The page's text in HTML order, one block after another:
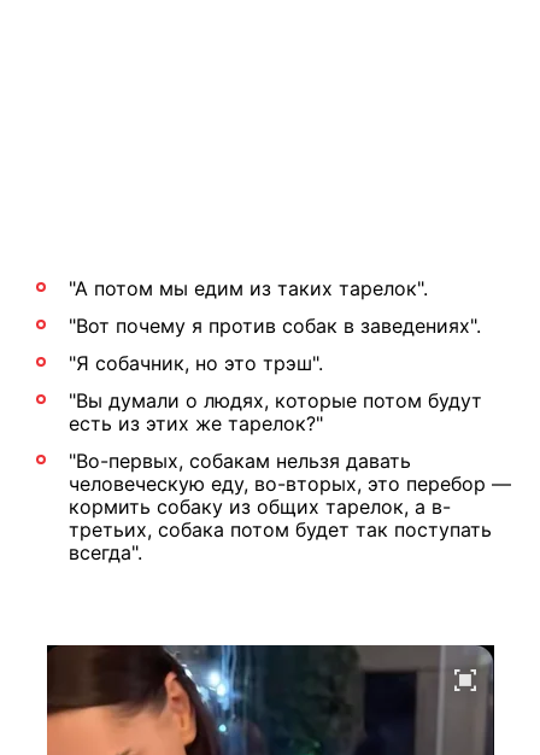
"А потом мы едим из таких тарелок".
"Вот почему я против собак в заведениях".
"Я собачник, но это трэш".
"Вы думали о людях, которые потом будут
есть из этих же тарелок?"
"Во-первых, собакам нельзя давать
человеческую еду, во-вторых, это перебор —
кормить собаку из общих тарелок, а в-
третьих, собака потом будет так поступать
всегда".